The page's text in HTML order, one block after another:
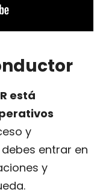
está
y
entrar en
y